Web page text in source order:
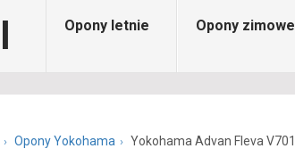
Opony letnie Opony zimowe
Opony Yokohama Yokohama Advan Fleva V701